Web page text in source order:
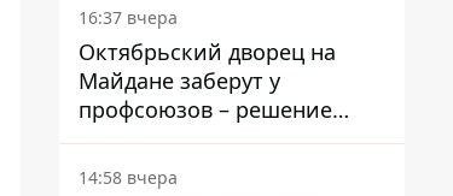
16:37 вчера
Октябрьский дворец на
Майдане заберут у
профсоюзов – решение
Хозяйственного суда
14:58 вчера